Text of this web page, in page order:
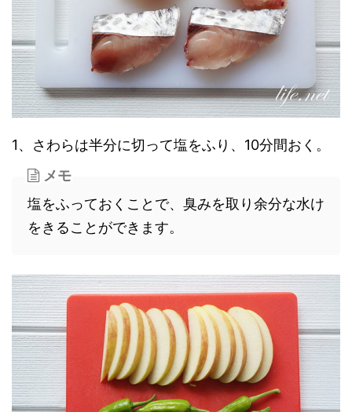
1、さわらは半分に切って塩をふり、10分間おく。
メモ
塩をふっておくことで、臭みを取り余分な水け
をきることができます。